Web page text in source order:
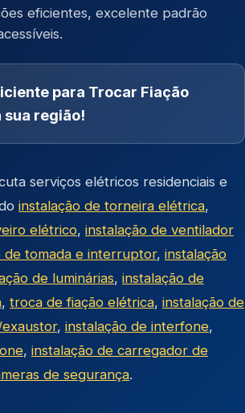
eficientes, excelente padrão
para Trocar Fiação
sua região!
serviços elétricos residenciais e
instalação de torneira elétrica,
elétrico, instalação de ventilador
de tomada e interruptor, instalação
de luminárias, instalação de
, troca de fiação elétrica, instalação de
, instalação de interfone,
, instalação de carregador de
de segurança.